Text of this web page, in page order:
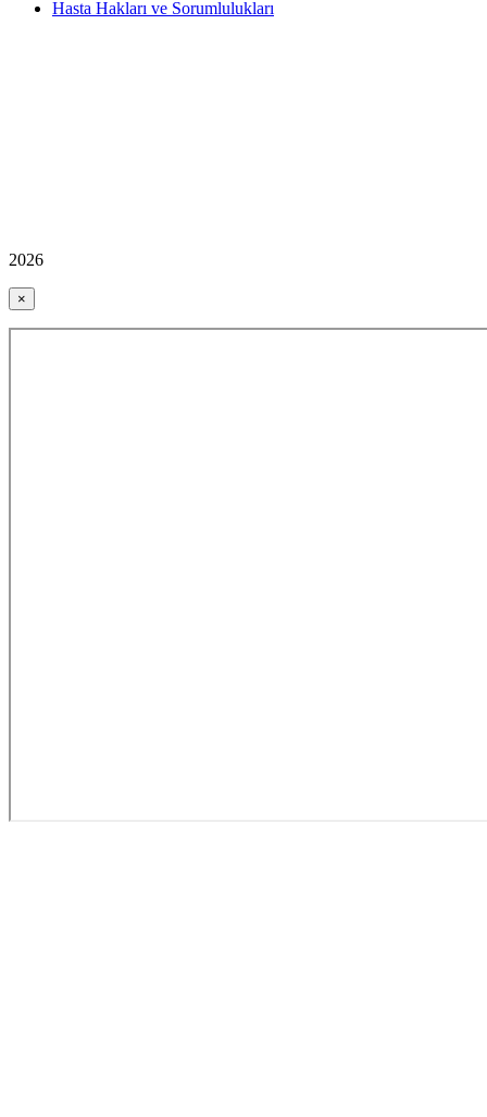
Hasta Hakları ve Sorumlulukları
2026
×